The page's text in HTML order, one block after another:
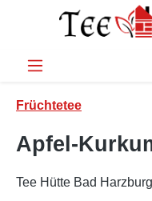
Zum Hauptinhalt
Früchtetee
Apfel-
Tee Hütte Bad Harzburg